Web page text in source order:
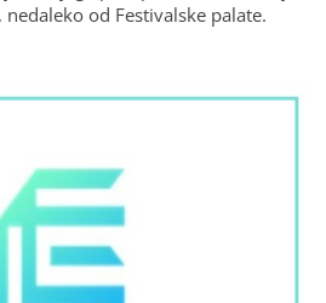
od Festivalske palate.